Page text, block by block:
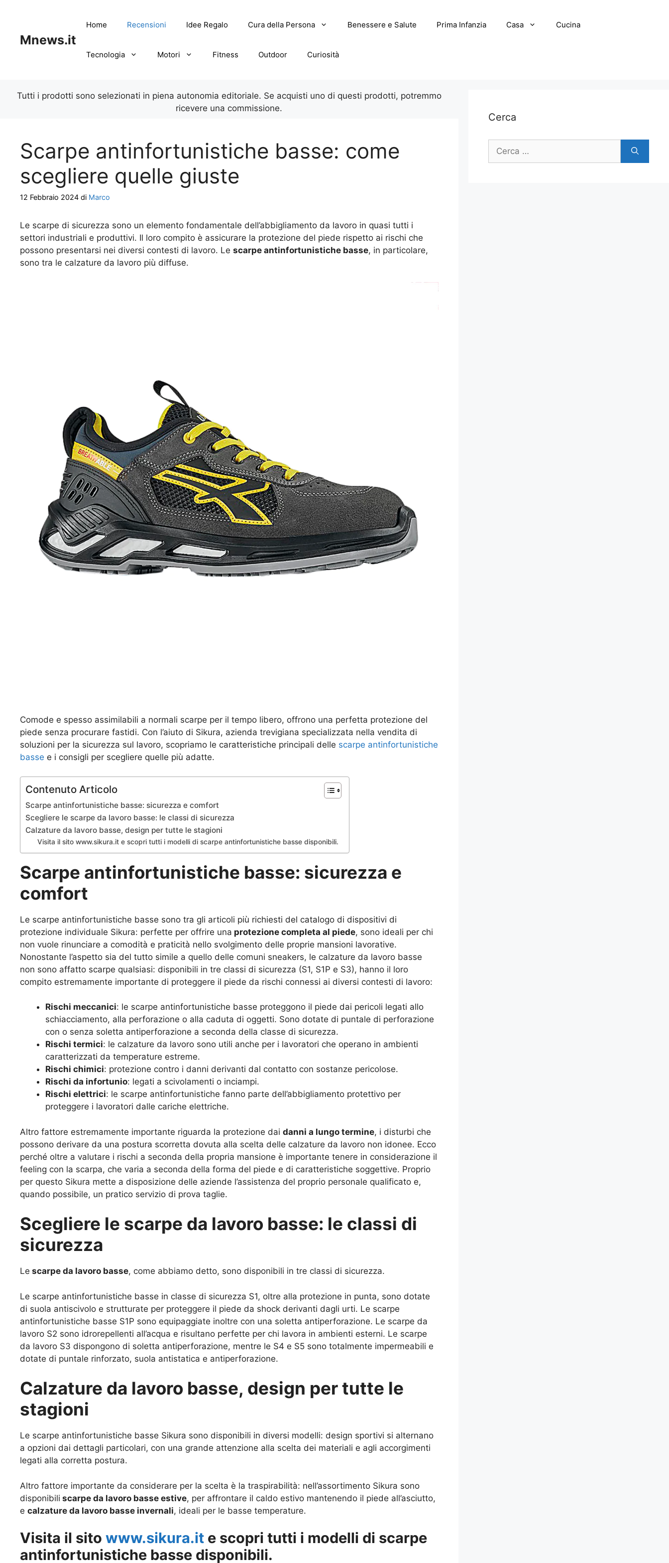
Mnews.it
Home Recensioni Idee Regalo Cura della Persona Benessere e Salute Prima Infanzia Casa Cucina
Tecnologia Motori Fitness Outdoor Curiosità
Tutti i prodotti sono selezionati in piena autonomia editoriale. Se acquisti uno di questi prodotti, potremmo
ricevere una commissione.
Scarpe antinfortunistiche basse: come
scegliere quelle giuste
12 Febbraio 2024 di Marco
Le scarpe di sicurezza sono un elemento fondamentale dell’abbigliamento da lavoro in quasi tutti i
settori industriali e produttivi. Il loro compito è assicurare la protezione del piede rispetto ai rischi che
possono presentarsi nei diversi contesti di lavoro. Le scarpe antinfortunistiche basse, in particolare,
sono tra le calzature da lavoro più diffuse.
Comode e spesso assimilabili a normali scarpe per il tempo libero, offrono una perfetta protezione del
piede senza procurare fastidi. Con l’aiuto di Sikura, azienda trevigiana specializzata nella vendita di
soluzioni per la sicurezza sul lavoro, scopriamo le caratteristiche principali delle scarpe antinfortunistiche
basse e i consigli per scegliere quelle più adatte.
Contenuto Articolo
Scarpe antinfortunistiche basse: sicurezza e comfort
Scegliere le scarpe da lavoro basse: le classi di sicurezza
Calzature da lavoro basse, design per tutte le stagioni
Visita il sito www.sikura.it e scopri tutti i modelli di scarpe antinfortunistiche basse disponibili.
Scarpe antinfortunistiche basse: sicurezza e
comfort
Le scarpe antinfortunistiche basse sono tra gli articoli più richiesti del catalogo di dispositivi di
protezione individuale Sikura: perfette per offrire una protezione completa al piede, sono ideali per chi
non vuole rinunciare a comodità e praticità nello svolgimento delle proprie mansioni lavorative.
Nonostante l’aspetto sia del tutto simile a quello delle comuni sneakers, le calzature da lavoro basse
non sono affatto scarpe qualsiasi: disponibili in tre classi di sicurezza (S1, S1P e S3), hanno il loro
compito estremamente importante di proteggere il piede da rischi connessi ai diversi contesti di lavoro:
Rischi meccanici: le scarpe antinfortunistiche basse proteggono il piede dai pericoli legati allo
schiacciamento, alla perforazione o alla caduta di oggetti. Sono dotate di puntale di perforazione
con o senza soletta antiperforazione a seconda della classe di sicurezza.
Rischi termici: le calzature da lavoro sono utili anche per i lavoratori che operano in ambienti
caratterizzati da temperature estreme.
Rischi chimici: protezione contro i danni derivanti dal contatto con sostanze pericolose.
Rischi da infortunio: legati a scivolamenti o inciampi.
Rischi elettrici: le scarpe antinfortunistiche fanno parte dell’abbigliamento protettivo per
proteggere i lavoratori dalle cariche elettriche.
Altro fattore estremamente importante riguarda la protezione dai danni a lungo termine, i disturbi che
possono derivare da una postura scorretta dovuta alla scelta delle calzature da lavoro non idonee. Ecco
perché oltre a valutare i rischi a seconda della propria mansione è importante tenere in considerazione il
feeling con la scarpa, che varia a seconda della forma del piede e di caratteristiche soggettive. Proprio
per questo Sikura mette a disposizione delle aziende l’assistenza del proprio personale qualificato e,
quando possibile, un pratico servizio di prova taglie.
Scegliere le scarpe da lavoro basse: le classi di
sicurezza
Le scarpe da lavoro basse, come abbiamo detto, sono disponibili in tre classi di sicurezza.
Le scarpe antinfortunistiche basse in classe di sicurezza S1, oltre alla protezione in punta, sono dotate
di suola antiscivolo e strutturate per proteggere il piede da shock derivanti dagli urti. Le scarpe
antinfortunistiche basse S1P sono equipaggiate inoltre con una soletta antiperforazione. Le scarpe da
lavoro S2 sono idrorepellenti all’acqua e risultano perfette per chi lavora in ambienti esterni. Le scarpe
da lavoro S3 dispongono di soletta antiperforazione, mentre le S4 e S5 sono totalmente impermeabili e
dotate di puntale rinforzato, suola antistatica e antiperforazione.
Calzature da lavoro basse, design per tutte le
stagioni
Le scarpe antinfortunistiche basse Sikura sono disponibili in diversi modelli: design sportivi si alternano
a opzioni dai dettagli particolari, con una grande attenzione alla scelta dei materiali e agli accorgimenti
legati alla corretta postura.
Altro fattore importante da considerare per la scelta è la traspirabilità: nell’assortimento Sikura sono
disponibili scarpe da lavoro basse estive, per affrontare il caldo estivo mantenendo il piede all’asciutto,
e calzature da lavoro basse invernali, ideali per le basse temperature.
Visita il sito www.sikura.it e scopri tutti i modelli di scarpe
antinfortunistiche basse disponibili.
Cerca
Ricerca